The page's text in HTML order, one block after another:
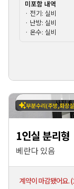
미포함 내역
· 전기: 실비
· 난방: 실비
· 온수: 실비
부분수리(주방,화장
사진6
1인실 분리형
베란다 있음
계약이 마감됐어요.